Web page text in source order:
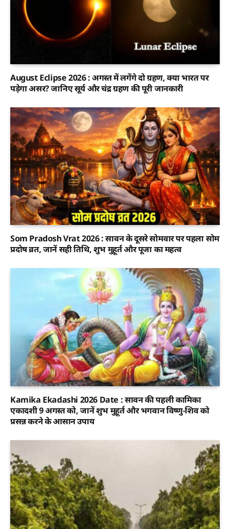
August Eclipse 2026 : अगस्त में लगेंगे दो ग्रहण, क्या भारत पर
पड़ेगा असर? जानिए सूर्य और चंद्र ग्रहण की पूरी जानकारी
Som Pradosh Vrat 2026 : सावन के दूसरे सोमवार पर पहला सोम
प्रदोष व्रत, जानें सही तिथि, शुभ मुहूर्त और पूजा का महत्व
Kamika Ekadashi 2026 Date : सावन की पहली कामिका
एकादशी 9 अगस्त को, जानें शुभ मुहूर्त और भगवान विष्णु-शिव को
प्रसन्न करने के आसान उपाय